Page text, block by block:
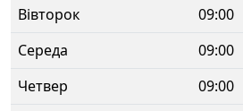
Вівторок
09:00
Середа
09:00
Четвер
09:00